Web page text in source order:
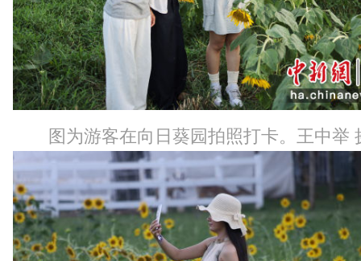
图为游客在向日葵园拍照打卡。王中举